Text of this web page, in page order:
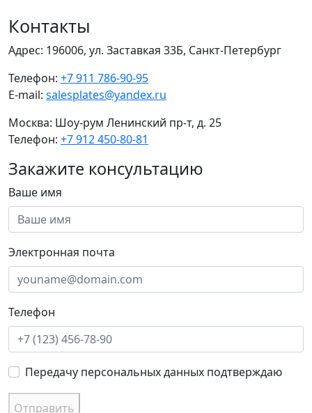
Контакты
Адрес: 196006, ул. Заставкая 33Б, Санкт-Петербург
Телефон: +7 911 786-90-95
E-mail: salesplates@yandex.ru
Москва: Шоу-рум Ленинский пр-т, д. 25
Телефон: +7 912 450-80-81
Закажите консультацию
Ваше имя
Электронная почта
Телефон
Передачу персональных данных подтверждаю
Отправить